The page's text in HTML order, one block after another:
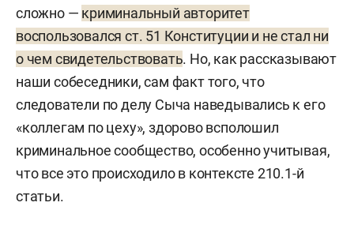
Однако проблема не была решена, более того,
положение Гарипова ухудшилось — с него все
так же требовали 4 млн рублей, а Сычев заявил,
что BMW с неисправностями, и потребовал 1,3
млн рублей, а встреча с вором в законе за той же
игрой в покер была не «на интерес», а на деньги,
т. е. Гарипов проиграл еще 10 млн сверху.
сложно — криминальный авторитет
воспользовался ст. 51 Конституции и не стал ни
о чем свидетельствовать. Но, как рассказывают
наши собеседники, сам факт того, что
следователи по делу Сыча наведывались к его
«коллегам по цеху», здорово всполошил
криминальное сообщество, особенно учитывая,
что все это происходило в контексте 210.1-й
статьи.